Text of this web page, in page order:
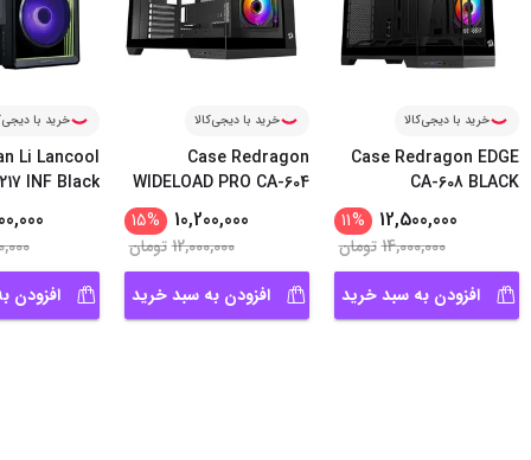
خرید با دیجی‌کالا
Case Redragon EDGE
CA-608 BLACK
12,500,000
%
11
14,000,000تومان
افزودن به سبد خرید
خرید با دیجی‌کالا
Case Redragon
WIDELOAD PRO CA-604
10,200,000
%
15
12,000,000تومان
افزودن به سبد خرید
خرید با
Li Lancool
INF Black
افزودن